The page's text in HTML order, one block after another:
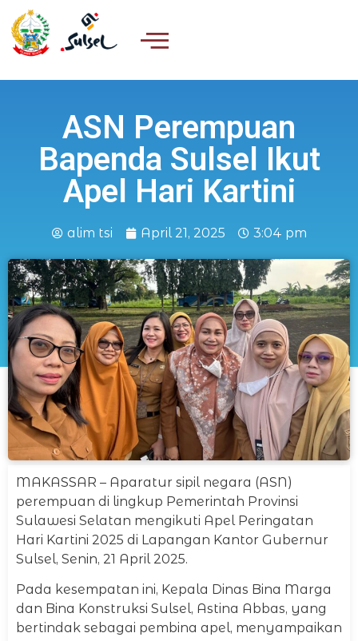
ASN Perempuan
Bapenda Sulsel Ikut
Apel Hari Kartini
alim tsi April 21, 2025 3:04 pm
MAKASSAR – Aparatur sipil negara (ASN)
perempuan di lingkup Pemerintah Provinsi
Sulawesi Selatan mengikuti Apel Peringatan
Hari Kartini 2025 di Lapangan Kantor Gubernur
Sulsel, Senin, 21 April 2025.
Pada kesempatan ini, Kepala Dinas Bina Marga
dan Bina Konstruksi Sulsel, Astina Abbas, yang
bertindak sebagai pembina apel, menyampaikan